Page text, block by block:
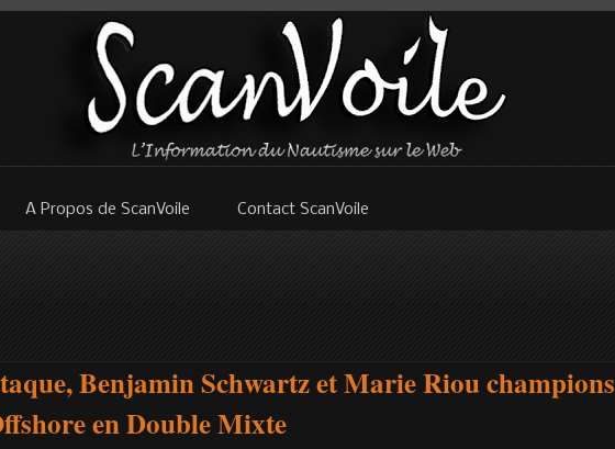
A Propos de ScanVoile Contact ScanVoile
Benjamin Schwartz et Marie Riou champions
en Double Mixte